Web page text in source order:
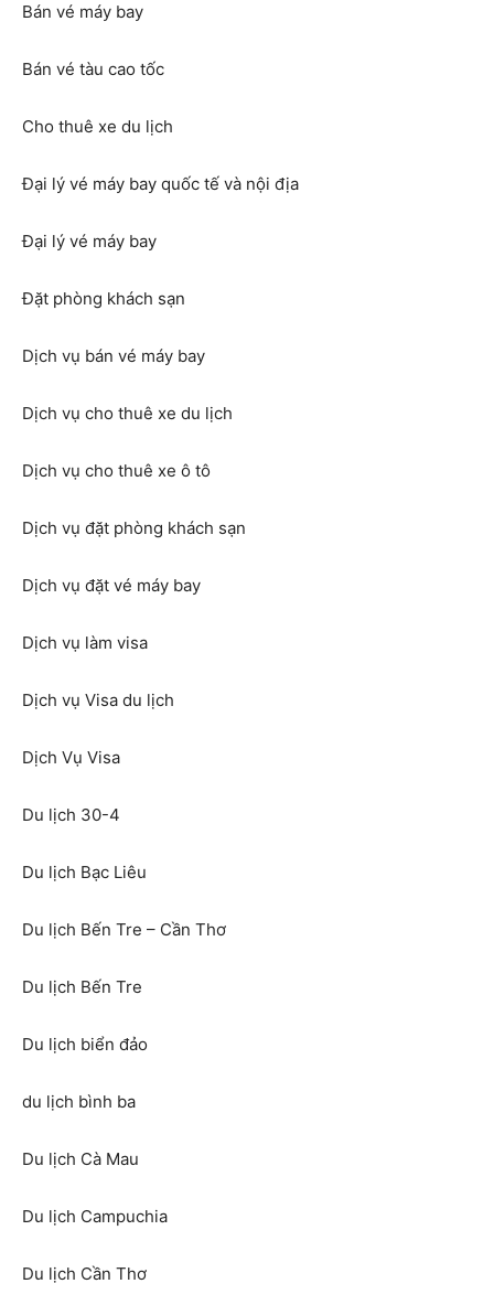
Bán vé máy bay
Bán vé tàu cao tốc
Cho thuê xe du lịch
Đại lý vé máy bay quốc tế và nội địa
Đại lý vé máy bay
Đặt phòng khách sạn
Dịch vụ bán vé máy bay
Dịch vụ cho thuê xe du lịch
Dịch vụ cho thuê xe ô tô
Dịch vụ đặt phòng khách sạn
Dịch vụ đặt vé máy bay
Dịch vụ làm visa
Dịch vụ Visa du lịch
Dịch Vụ Visa
Du lịch 30-4
Du lịch Bạc Liêu
Du lịch Bến Tre – Cần Thơ
Du lịch Bến Tre
Du lịch biển đảo
du lịch bình ba
Du lịch Cà Mau
Du lịch Campuchia
Du lịch Cần Thơ